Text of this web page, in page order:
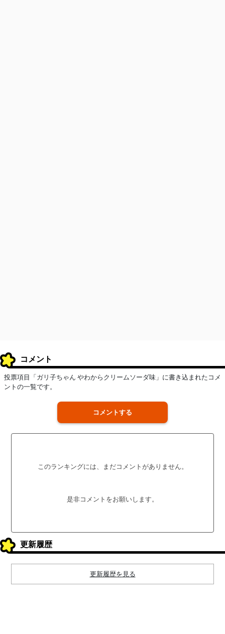
コメント
投票項目「ガリ子ちゃん やわからクリームソーダ味」に書き込まれたコメ
ントの一覧です。
コメントする
このランキングには、まだコメントがありません。
是非コメントをお願いします。
更新履歴
更新履歴を見る